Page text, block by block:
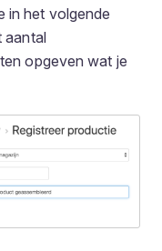
in het volgende
aantal
opgeven wat je